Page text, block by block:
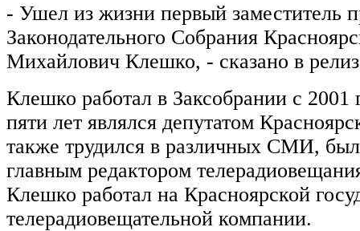
- Ушел из жизни первый заместитель
Законодательного Собрания
Михайлович Клешко, - сказано в
Клешко работал в Заксобрании с 2001
пяти лет являлся депутатом
также трудился в различных СМИ,
главным редактором
Клешко работал на Красноярской
телерадиовещательной компании.